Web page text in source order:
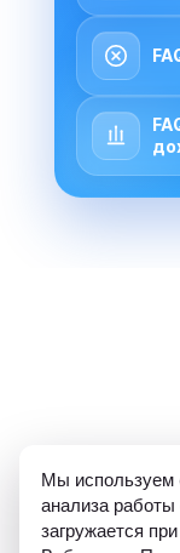
ИП
Мы используем
анализа
загружается